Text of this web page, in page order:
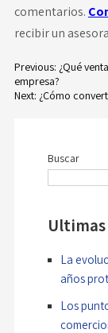
comentarios.
recibir un
entradas
Previous: ¿Qué
empresa?
Next: ¿Cómo
Buscar
La
años
Los